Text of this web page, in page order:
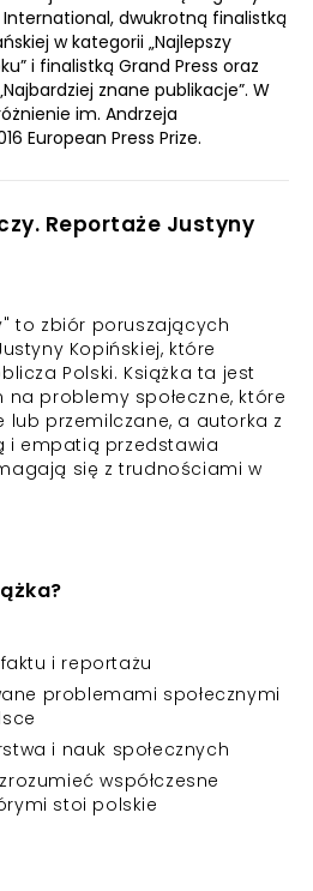
dwukrotną finalistką
w kategorii „Najlepszy
i finalistką Grand Press oraz
znane publikacje”. W
im. Andrzeja
European Press Prize.
Reportaże Justyny
to zbiór poruszających
Kopińskiej, które
Polski. Książka ta jest
na problemy społeczne, które
lub przemilczane, a autorka z
i empatią przedstawia
się z trudnościami w
i reportażu
problemami społecznymi
i nauk społecznych
współczesne
stoi polskie